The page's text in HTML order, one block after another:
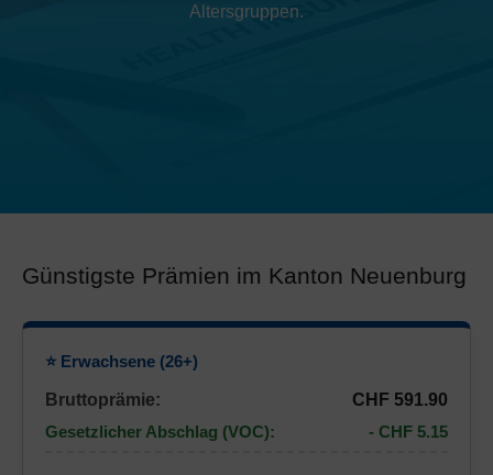
Altersgruppen.
Günstigste Prämien im Kanton Neuenburg
⭐ Erwachsene (26+)
Bruttoprämie:
CHF 591.90
Gesetzlicher Abschlag (VOC):
- CHF 5.15